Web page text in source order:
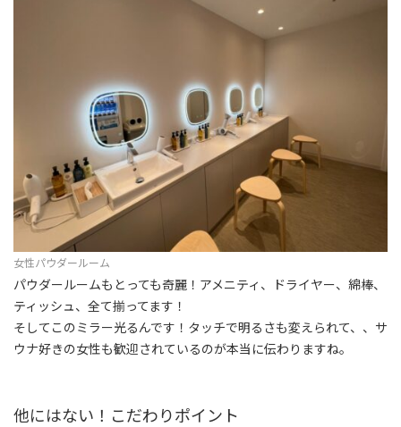
女性パウダールーム
パウダールームもとっても奇麗！アメニティ、ドライヤー、綿棒、
ティッシュ、全て揃ってます！
そしてこのミラー光るんです！タッチで明るさも変えられて、、サ
ウナ好きの女性も歓迎されているのが本当に伝わりますね。
他にはない！こだわりポイント